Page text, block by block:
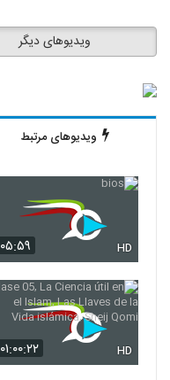
ویدیوهای دیگر
ویدیوهای مرتبط
۰۵:۵۹ HD
۰۱:۰۰:۲۲ HD